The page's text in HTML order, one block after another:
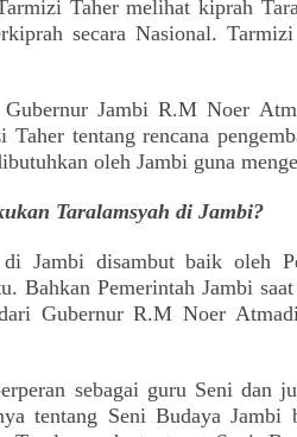
Taher melihat kiprah
secara Nasional.
Jambi R.M Noer
Taher tentang rencana
oleh Jambi guna
Taralamsyah di Jambi?
di Jambi disambut baik oleh
Bahkan Pemerintah Jambi saat
Gubernur R.M Noer
sebagai guru Seni dan
tentang Seni Budaya Jambi